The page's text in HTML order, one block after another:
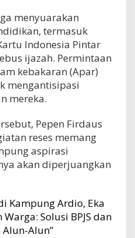
menyuarakan
termasuk
Indonesia Pintar
ijazah. Permintaan
kebakaran (Apar)
mengantisipasi
mereka.
Pepen Firdaus
reses memang
aspirasi
akan diperjuangkan
Kampung Ardio, Eka
Solusi BPJS dan
Alun-Alun”